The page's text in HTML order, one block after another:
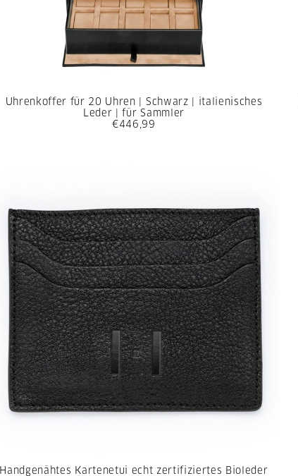
Uhrenkoffer für 20 Uhren | Schwarz | italienisches
Leder | für Sammler
€446,99
Handgenähtes Kartenetui echt zertifiziertes Bioleder